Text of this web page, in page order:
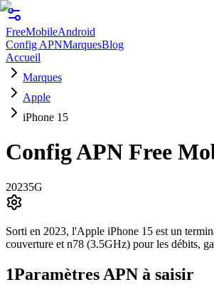
FreeMobileAndroid
Config APNMarquesBlog
Accueil
Marques
Apple
iPhone 15
Config APN Free
20235G
Sorti en 2023, l'Apple iPhone 15 est un
couverture et n78 (3.5GHz) pour les débits,
1Paramètres APN à saisir